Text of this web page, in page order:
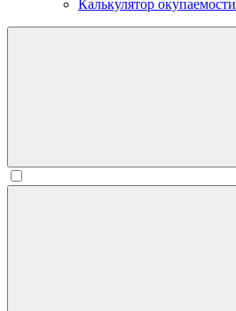
Калькулятор окупаемости